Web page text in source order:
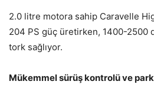
2.0 litre motora sahip Caravelle
204 PS güç üretirken, 1400-2500
tork sağlıyor.
Mükemmel sürüş kontrolü ve park